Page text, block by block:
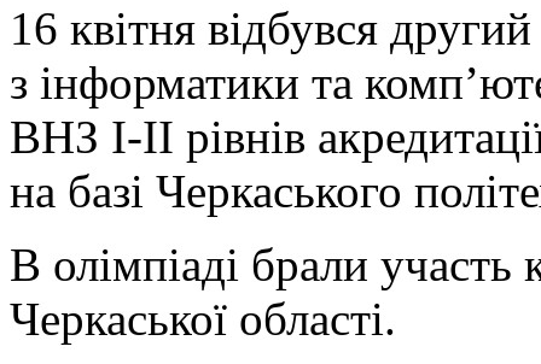
16 квітня відбувся
з інформатики та
ВНЗ І-ІІ рівнів
на базі Черкаського
В олімпіаді брали участь
Черкаської області.